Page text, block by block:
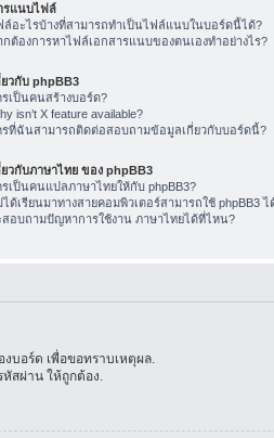
รแนบไฟล์
ล์อะไรบ้างที่สามารถทำเป็นไฟล์แนบในบอร์ดนี้ได้?
กต้องการหาไฟล์เอกสารแนบของตนเองทำอย่างไร?
ยวกับ phpBB3
รเป็นคนสร้างบอร์ด?
isn’t X feature available?
รที่ฉันสามารถติดต่อสอบถามข้อมูลเกี่ยวกับบอร์ดนี้?
ยวกับภาษาไทย ของ phpBB3
รเป็นคนแปลภาษาไทยให้กับ phpBB3?
ได้เรียนมาทางสายคอมพิวเตอร์สามารถใช้ phpBB3 ไ
สอบถามปัญหาการใช้งาน ภาษาไทยได้ที่ไหน?
บอร์ด เพื่อขอทราบเหตุผล.
สผ่าน ให้ถูกต้อง.